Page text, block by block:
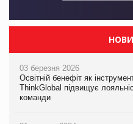
03 березня 2026
Освітній бенефіт як
ThinkGlobal підвищує
команди